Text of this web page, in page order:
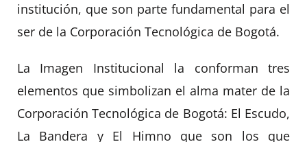
institución, que son parte fundamental para el
ser de la Corporación Tecnológica de Bogotá.
La Imagen Institucional la conforman tres
elementos que simbolizan el alma mater de la
Corporación Tecnológica de Bogotá: El Escudo,
La Bandera y El Himno que son los que